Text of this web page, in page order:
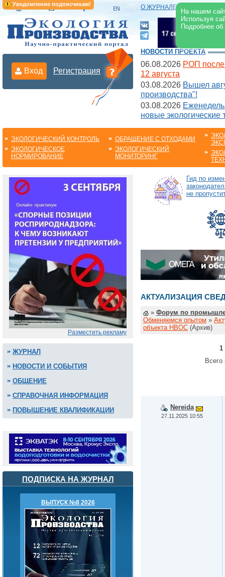
Уведомление подписчикам!
На нашем
Используя
Подробнее
О ЖУРНАЛЕ |
Вход Регистрация
НОВОСТИ ПРОЕКТА
06.08.2026 РОП после
12 августа
03.08.2026 Вышел
производства"!
03.08.2026
новые экологические
ЭКОЛОГИЧЕСКИЙ КОНТРОЛЬ
ЭКОЛОГИЧЕСКОЕ
НОРМИРОВАНИЕ
ОБРАЩЕНИЕ С ОТХОДАМИ
ЭКОЛОГИЧЕСКИЙ
МОНИТОРИНГ
Разместить рекламу
ЖУРНАЛ
НОВОСТИ И СОБЫТИЯ
ОБЩЕНИЕ
СПРАВОЧНАЯ ИНФОРМАЦИЯ
ПОВЫШЕНИЕ КВАЛИФИКАЦИИ
ПОДПИСКА НА ЖУРНАЛ
ВЫПУСК №8 2026
Гид по
не
АКТУАЛИЗАЦИЯ
» Форум по
Обменяемся опытом »
объекта НВОС (Архив)
1
Всего
Nereida
27.11.2025 10:55